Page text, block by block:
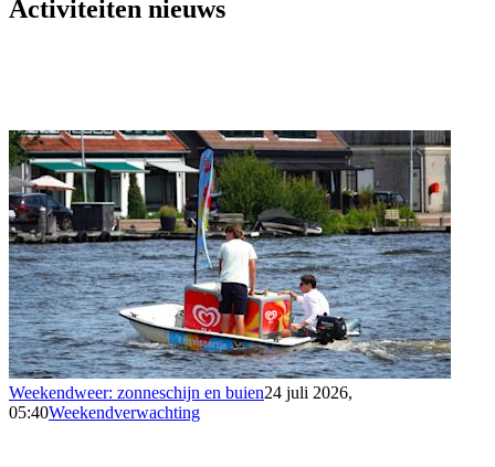
Activiteiten nieuws
Weekendweer: zonneschijn en buien24 juli 2026,
05:40Weekendverwachting